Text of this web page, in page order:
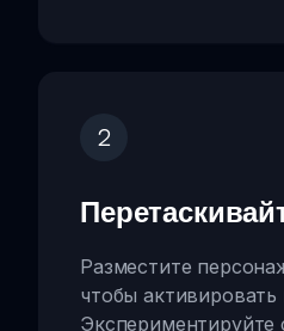
2
Разместите
чтобы активировать
Экспериментируйте